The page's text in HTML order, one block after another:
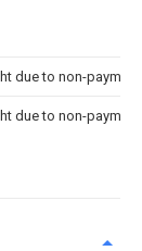
due to non-
due to non-